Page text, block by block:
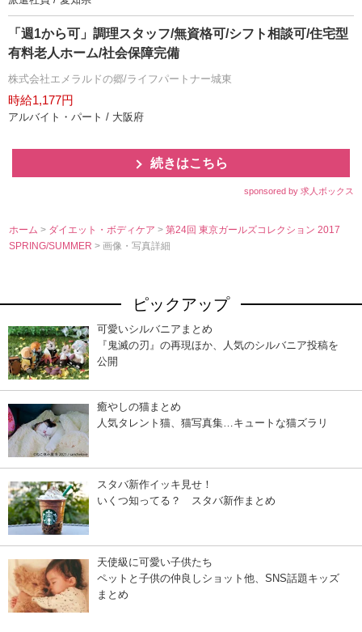
「週1から可」調理スタッフ/無資格可/シフト相談可/住宅型
有料老人ホーム/社会保障完備
株式会社エメラルドの郷/ライフパートナー城東
時給1,177円
アルバイト・パート / 大阪府
続きはこちら
sponsored by 求人ボックス
ホーム > ダイエット・ボディケア>第24回 東京ガールズコレクション 2017
SPRING/SUMMER> 画像・写真詳細
ピックアップ
可愛いシルバニアまとめ
『鬼滅の刃』の再現ほか、人気のシルバニア投稿を
公開
癒やしの猫まとめ
人気タレント猫、猫写真集…キュートな猫ズラリ
スタバ新作イッキ見せ！
いくつ知ってる？ スタバ新作まとめ
天使級に可愛い子供たち
ペットと子供の仲良しショット他、SNS話題キッズ
まとめ